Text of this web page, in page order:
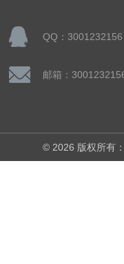
QQ：3001232156
邮箱：
© 2026 版权所有